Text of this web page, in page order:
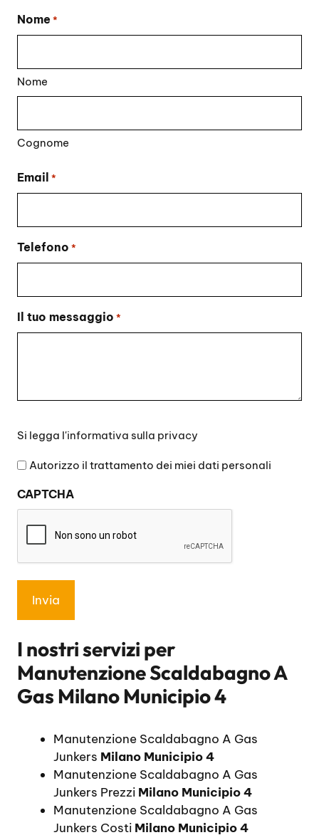
Nome *
Nome
Cognome
Email *
Telefono *
Il tuo messaggio *
legga
l'informativa
privacy
Si legga l'informativa sulla privacy
Autorizzo il trattamento dei miei dati personali
CAPTCHA
I nostri servizi per
Manutenzione Scaldabagno A
Gas Milano Municipio 4
Manutenzione Scaldabagno A Gas
Junkers Milano Municipio 4
Manutenzione Scaldabagno A Gas
Junkers Prezzi Milano Municipio 4
Manutenzione Scaldabagno A Gas
Junkers Costi Milano Municipio 4